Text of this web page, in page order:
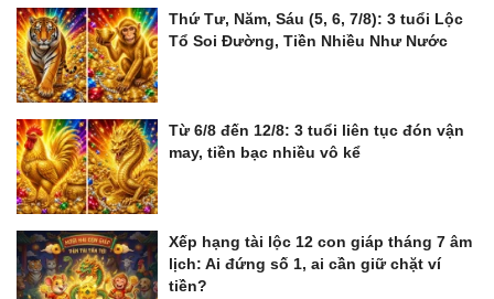
Thứ Tư, Năm, Sáu (5, 6, 7/8): 3 tuổi Lộc
Tổ Soi Đường, Tiền Nhiều Như Nước
Từ 6/8 đến 12/8: 3 tuổi liên tục đón vận
may, tiền bạc nhiều vô kể
Xếp hạng tài lộc 12 con giáp tháng 7 âm
lịch: Ai đứng số 1, ai cần giữ chặt ví
tiền?